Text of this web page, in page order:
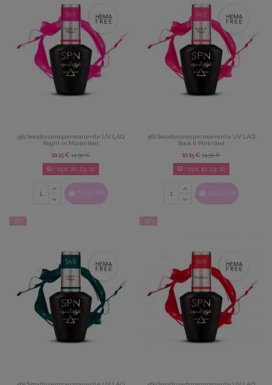
561 Smalto semipermanente UV LAQ
Night in Miami 8ml
10,15 € 14,50 €
03d. 10:23: 11
Acquista
562 Smalto semipermanente UV LAQ
Rock It Pink! 8ml
10,15 € 14,50 €
03d. 10:23: 11
Acquista
-30% -30%